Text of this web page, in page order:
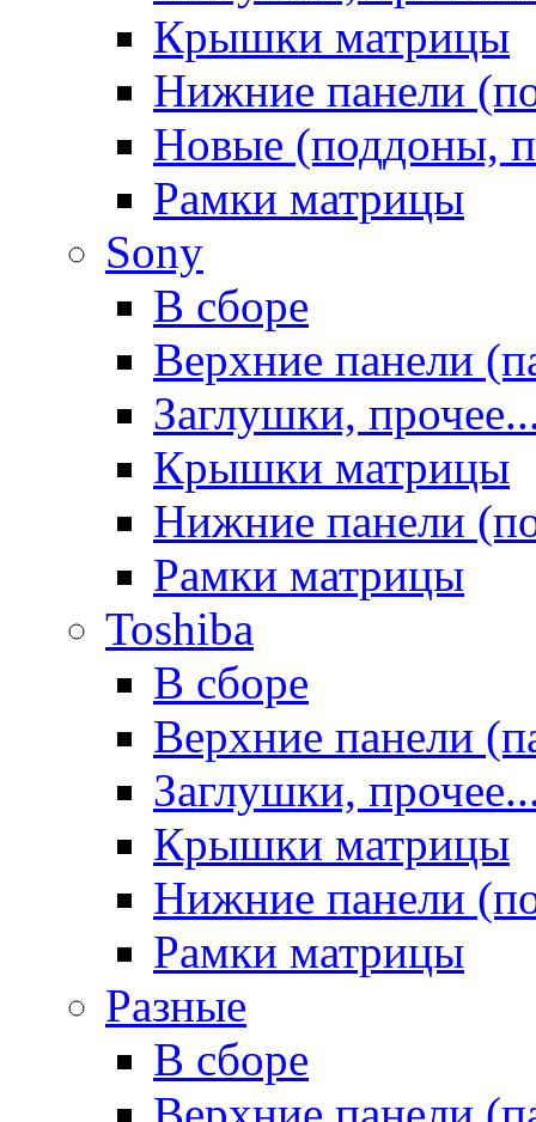
Крышки матрицы
Нижние панели
Новые (поддоны,
Рамки матрицы
Sony
В сборе
Верхние панели
Заглушки,
Крышки матрицы
Нижние панели
Рамки матрицы
Toshiba
В сборе
Верхние панели
Заглушки,
Крышки матрицы
Нижние панели
Рамки матрицы
Разные
В сборе